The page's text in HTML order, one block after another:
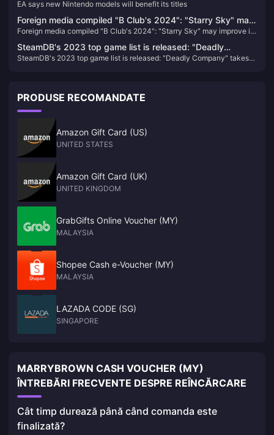
EA says new Nintendo models will benefit its titles
Foreign media compiled "B Club's 2024": "Starry Sky" may
improve its reputation with the launch of DLC
Foreign media compiled "B Club's 2024": "Starry Sky" may improve its
SteamDB's 2023 top game list is released: "Deadly
Company" takes the first place
SteamDB's 2023 top game list is released: "Deadly Company" takes
PRODUSE RECOMANDATE
Amazon Gift Card (US)
UNITED STATES
Amazon Gift Card (UK)
UNITED KINGDOM
GrabGifts Online Voucher (MY)
MALAYSIA
Shopee Cash e-Voucher (MY)
MALAYSIA
LAZADA CODE (SG)
SINGAPORE
MARRYBROWN CASH VOUCHER (MY)
ÎNTREBĂRI FRECVENTE DESPRE REÎNCĂRCARE
Cât timp durează până când comanda este
finalizată?